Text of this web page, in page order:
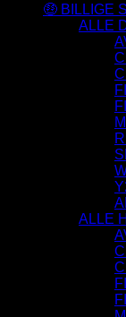
🤑 BILLIGE
ALLE
ALLE